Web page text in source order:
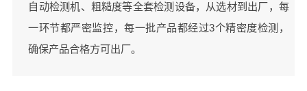
自动检测机、粗糙度等全套检测设备，从选材到出厂，每
一环节都严密监控，每一批产品都经过3个精密度检测，
确保产品合格方可出厂。